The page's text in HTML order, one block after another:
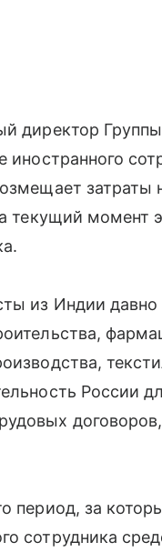
директор
иностранного
текущий момент
из Индии
России
период, за
сотрудника